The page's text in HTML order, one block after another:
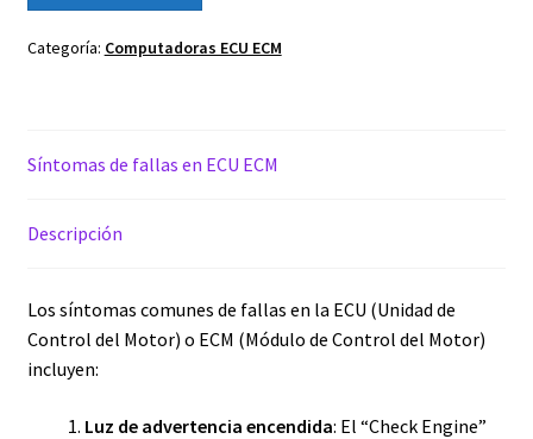
TOYOTA
A/T
Categoría: Computadoras ECU ECM
Síntomas de fallas en ECU ECM
Descripción
Los síntomas comunes de fallas en la ECU (Unidad de
Control del Motor) o ECM (Módulo de Control del Motor)
incluyen:
Luz de advertencia encendida: El “Check Engine”